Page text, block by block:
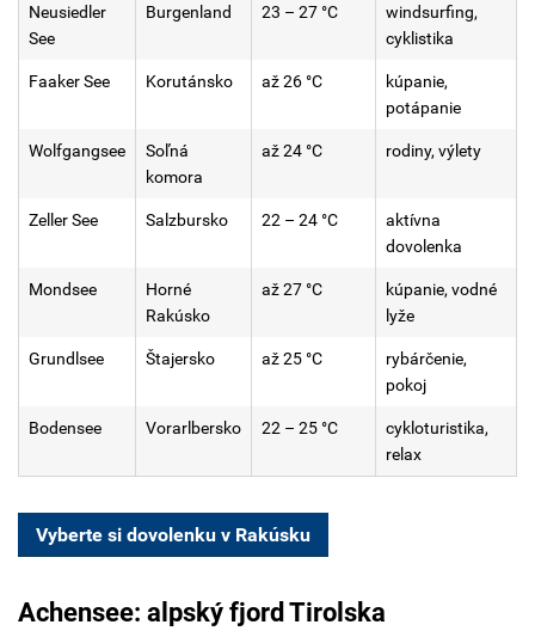
Neusiedler
See
Burgenland 23 – 27 °C
windsurfing,
cyklistika
Faaker See Korutánsko až 26 °C
kúpanie,
potápanie
Wolfgangsee
Soľná
komora
až 24 °C rodiny, výlety
Zeller See Salzbursko 22 – 24 °C
aktívna
dovolenka
Mondsee
Horné
Rakúsko
až 27 °C
kúpanie, vodné
lyže
Grundlsee Štajersko až 25 °C
rybárčenie,
pokoj
Bodensee Vorarlbersko 22 – 25 °C
cykloturistika,
relax
Vyberte si dovolenku v Rakúsku
Achensee: alpský fjord Tirolska